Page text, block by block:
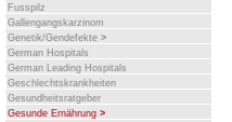
Fusspilz
Gallengangskarzinom
Genetik/Gendefekte >
German Hospitals
German Leading Hospitals
Geschlechtskrankheiten
Gesundheitsratgeber
Gesunde Ernährung >